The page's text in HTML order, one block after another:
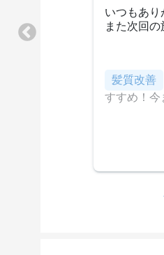
いつもあり
また次回の
髪質改善
すすめ！今